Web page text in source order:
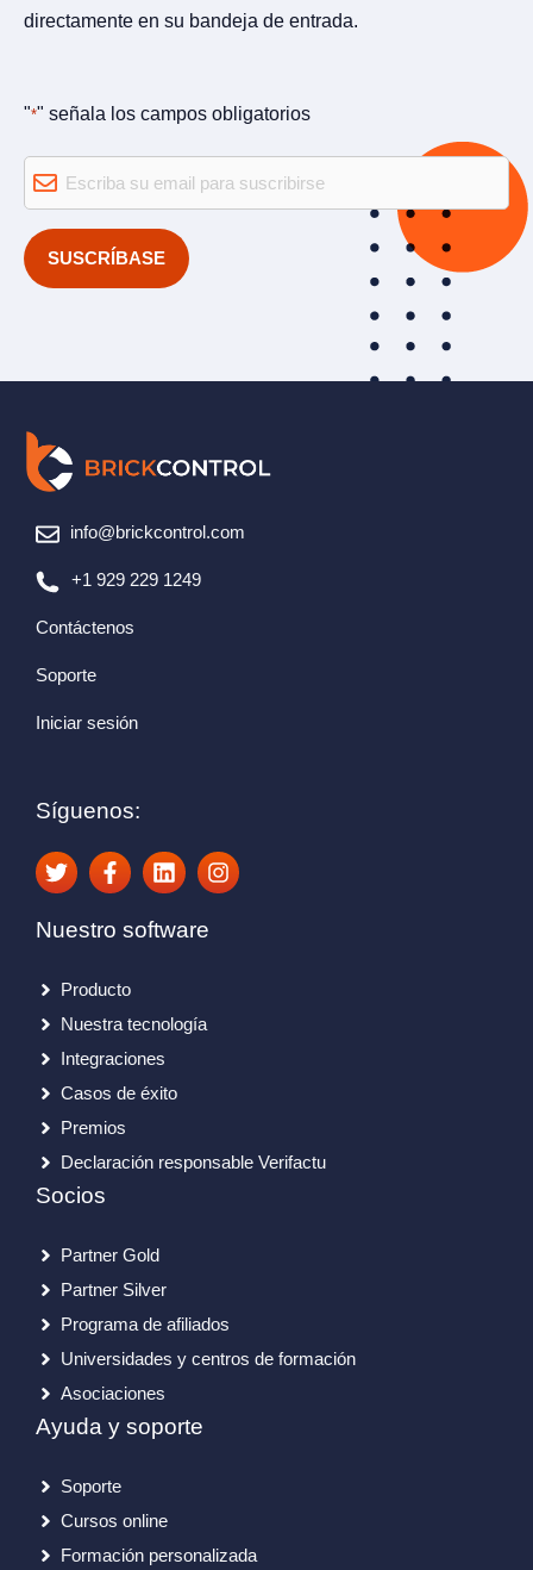
"*" señala los campos obligatorios
Email
*
directamente en su bandeja de entrada.
info@brickcontrol.com
+1 929 229 1249
Contáctenos
Soporte
Iniciar sesión
Síguenos:
Nuestro software
Producto
Nuestra tecnología
Integraciones
Casos de éxito
Premios
Declaración responsable Verifactu
Socios
Partner Gold
Partner Silver
Programa de afiliados
Universidades y centros de formación
Asociaciones
Ayuda y soporte
Soporte
Cursos online
Formación personalizada